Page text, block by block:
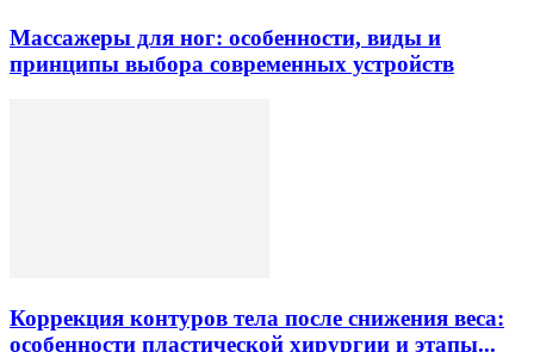
Массажеры для ног: особенности, виды и
принципы выбора современных устройств
Коррекция контуров тела после снижения веса:
особенности пластической хирургии и этапы...